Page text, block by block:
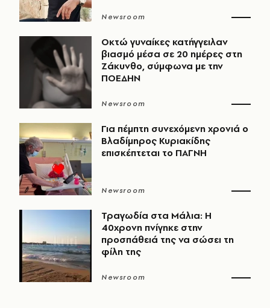
Newsroom
Οκτώ γυναίκες κατήγγειλαν
βιασμό μέσα σε 20 ημέρες στη
Ζάκυνθο, σύμφωνα με την
ΠΟΕΔΗΝ
Newsroom
Για πέμπτη συνεχόμενη χρονιά ο
Βλαδίμηρος Κυριακίδης
επισκέπτεται το ΠΑΓΝΗ
Newsroom
Τραγωδία στα Μάλια: Η
40χρονη πνίγηκε στην
προσπάθειά της να σώσει τη
φίλη της
Newsroom